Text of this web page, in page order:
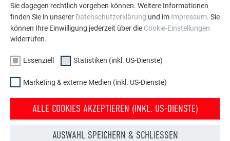
Sie dagegen rechtlich vorgehen können. Weitere Informationen
finden Sie in unserer Datenschutzerklärung und im Impressum. Sie
können Ihre Einwilligung jederzeit über die Cookie-Einstellungen
widerrufen.
Essenziell Statistiken (inkl. US-Dienste)
Marketing & externe Medien (inkl. US-Dienste)
ALLE COOKIES AKZEPTIEREN (INKL. US-DIENSTE)
AUSWAHL SPEICHERN & SCHLIESSEN